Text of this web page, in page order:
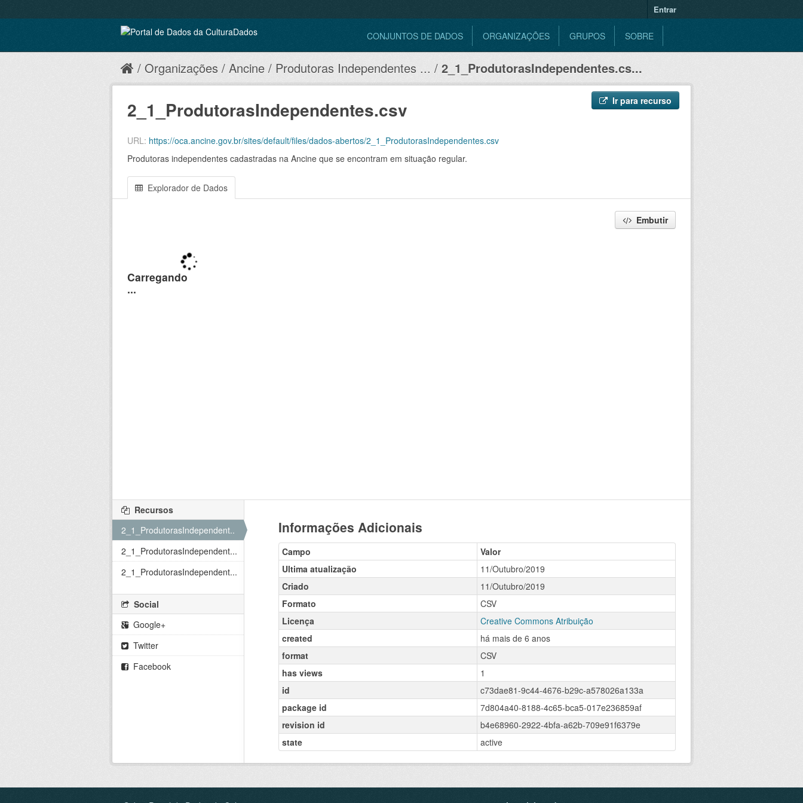
Entrar
CONJUNTOS DE DADOS ORGANIZAÇÕES GRUPOS SOBRE
Organizações Ancine Produtoras Independentes ... 2_1_ProdutorasIndependentes.cs...
Ir para recurso
2_1_ProdutorasIndependentes.csv
URL: https://oca.ancine.gov.br/sites/default/files/dados-abertos/2_1_ProdutorasIndependentes.csv
Produtoras independentes cadastradas na Ancine que se encontram em situação regular.
Explorador de Dados
Embutir
Informações Adicionais
Campo
Valor
Ultima atualização
11/Outubro/2019
Criado
11/Outubro/2019
Formato
CSV
Licença
Creative Commons Atribuição
created
há mais de 6 anos
format
CSV
has views
1
id
c73dae81-9c44-4676-b29c-a578026a133a
package id
7d804a40-8188-4c65-bca5-017e236859af
revision id
b4e68960-2922-4bfa-a62b-709e91f6379e
state
active
Recursos
2_1_ProdutorasIndependent...
2_1_ProdutorasIndependent...
2_1_ProdutorasIndependent...
Social
Google+
Twitter
Facebook